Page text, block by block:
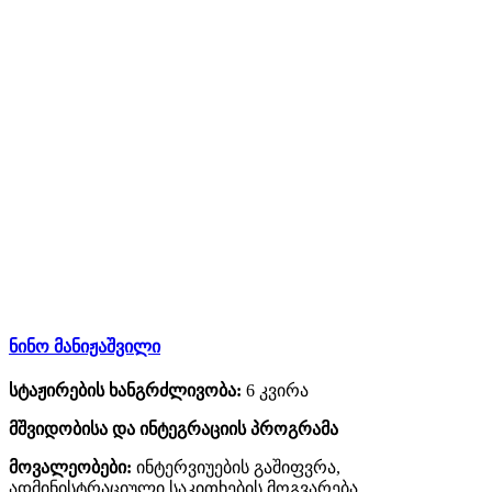
ნინო მანიჟაშვილი
სტაჟირების ხანგრძლივობა: 6 კვირა
მშვიდობისა და ინტეგრაციის პროგრამა
მოვალეობები: ინტერვიუების გაშიფვრა,